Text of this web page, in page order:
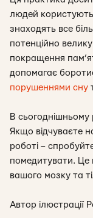
людей
знаходять все
потенційно
покращення
допомагає
порушеннями сну
В сьогоднішньому
Якщо відчуваєте
роботі –
помедитувати.
вашого мозку та
Автор ілюстрації